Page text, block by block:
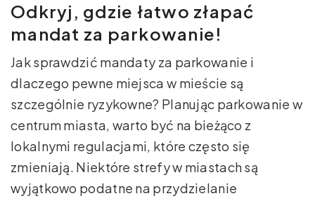
Odkryj, gdzie łatwo złapać
mandat za parkowanie!
Jak sprawdzić mandaty za parkowanie i
dlaczego pewne miejsca w mieście są
szczególnie ryzykowne? Planując parkowanie w
centrum miasta, warto być na bieżąco z
lokalnymi regulacjami, które często się
zmieniają. Niektóre strefy w miastach są
wyjątkowo podatne na przydzielanie